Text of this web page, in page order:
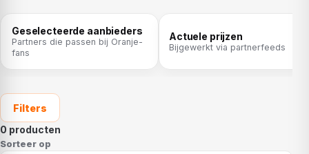
Geselecteerde aanbieders
Partners die passen bij Oranje-
fans
Actuele prijzen
Bijgewerkt via partnerfeeds
Filters
0 producten
Sorteer op